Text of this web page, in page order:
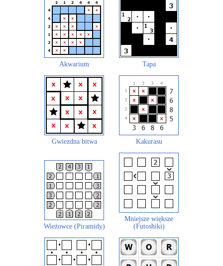
Akwarium Tapa
Gwiezdna bitwa Kakurasu
Wieżowce (Piramidy)
Mniejsze większe
(Futoshiki)